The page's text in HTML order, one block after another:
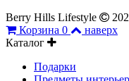
Berry Hills Lifestyle
Корзина 0
наверх
Каталог
Подарки